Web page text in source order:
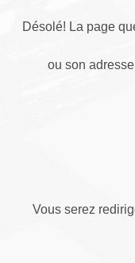
Désolé! La page
ou son
Vous serez